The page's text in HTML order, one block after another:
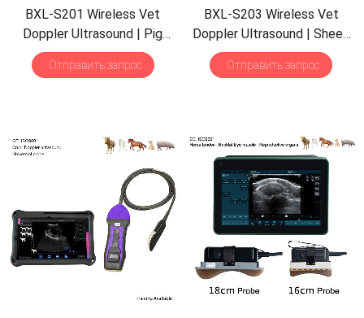
BXL-S201 Wireless Vet
Doppler Ultrasound
Pig
Sheep in Vitro Detect|
Abdominal Convex Ultrasound
Отправить запрос
BXL-S203 Wireless Vet
Doppler Ultrasound
Sheep
Rectal Probe|HD Imaging
IPX7| Built-in Functions
Отправить запрос